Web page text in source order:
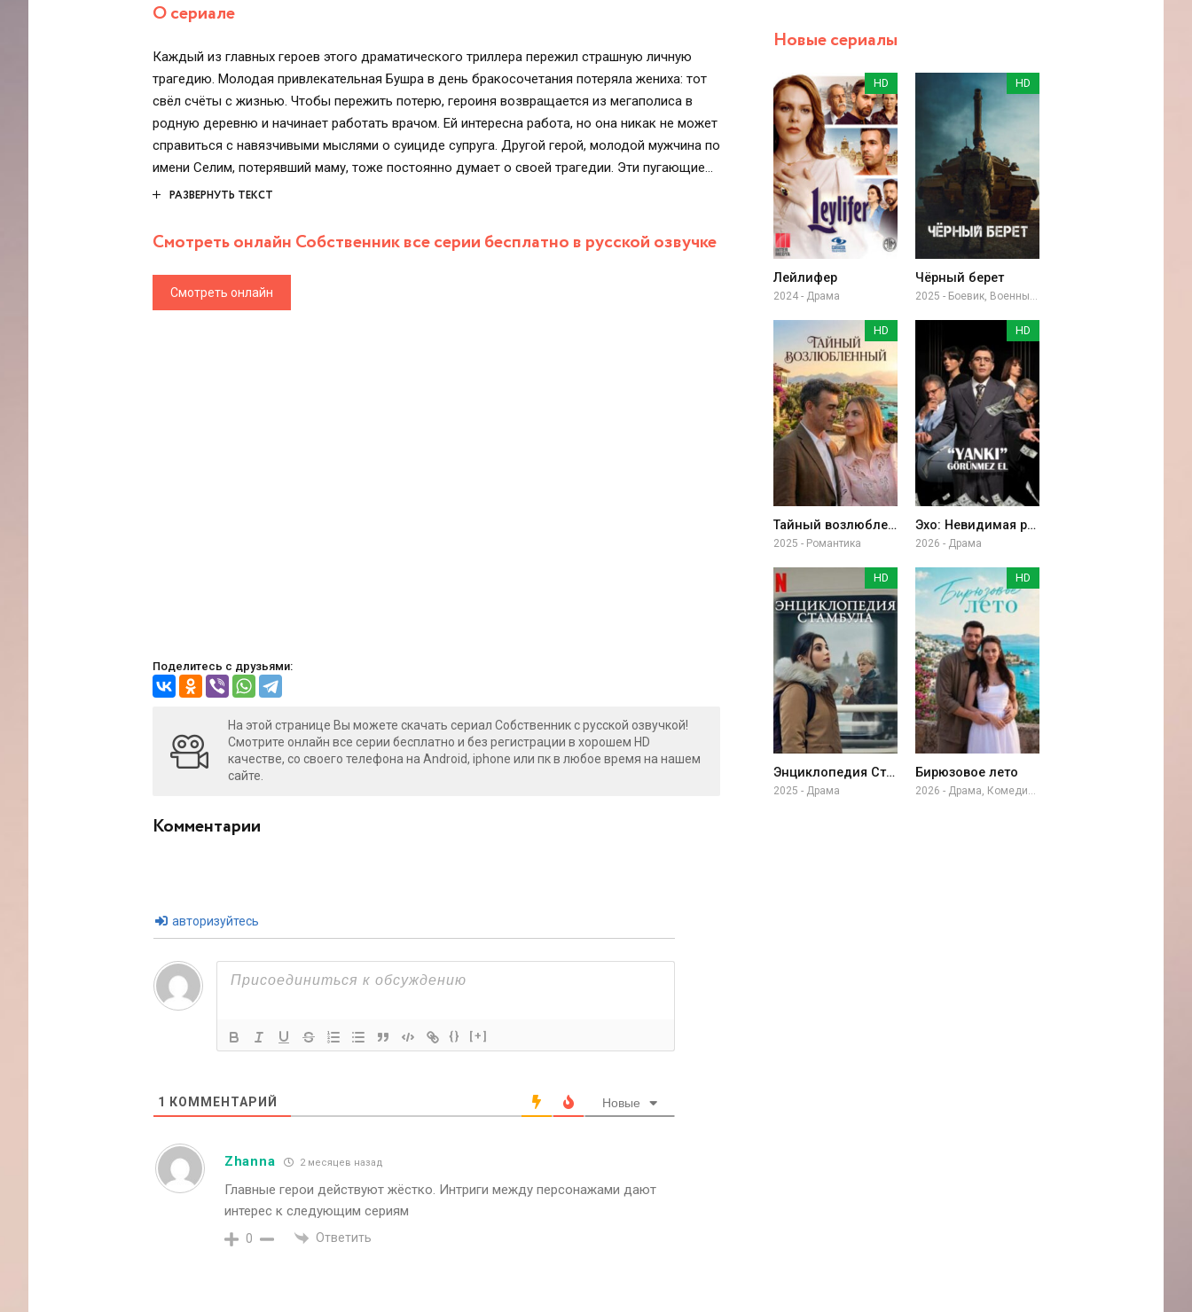
О сериале
Каждый из главных героев этого драматического триллера пережил страшную личную
трагедию. Молодая привлекательная Бушра в день бракосочетания потеряла жениха: тот
свёл счёты с жизнью. Чтобы пережить потерю, героиня возвращается из мегаполиса в
родную деревню и начинает работать врачом. Ей интересна работа, но она никак не может
справиться с навязчивыми мыслями о суициде супруга. Другой герой, молодой мужчина по
имени Селим, потерявший маму, тоже постоянно думает о своей трагедии. Эти пугающие
странности сводят Бушру и Селима, которые хотят расследовать тревожную ситуацию,
РАЗВЕРНУТЬ ТЕКСТ
Смотреть онлайн Собственник все серии бесплатно в русской озвучке
Смотреть онлайн
Поделитесь с друзьями:
На этой странице Вы можете скачать сериал Собственник с русской озвучкой!
Смотрите онлайн все серии бесплатно и без регистрации в хорошем HD
качестве, со своего телефона на Android, iphone или пк в любое время на нашем
сайте.
Комментарии
авторизуйтесь
{} [+]
1 КОММЕНТАРИЙ Новые
Zhanna 2 месяцев назад
Главные герои действуют жёстко. Интриги между персонажами дают
интерес к следующим сериям
0 Ответить
Новые сериалы
HD
Лейлифер
2024 - Драма
HD
Чёрный берет
2025 - Боевик, Военный, Драма
HD
Тайный возлюбленный
2025 - Романтика
HD
Эхо: Невидимая рука
2026 - Драма
HD
Энциклопедия Стамбула
2025 - Драма
HD
Бирюзовое лето
2026 - Драма, Комедия, Приключение